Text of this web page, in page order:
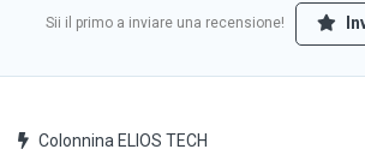
Sii il primo a inviare una recensione!
Colonnina ELIOS TECH